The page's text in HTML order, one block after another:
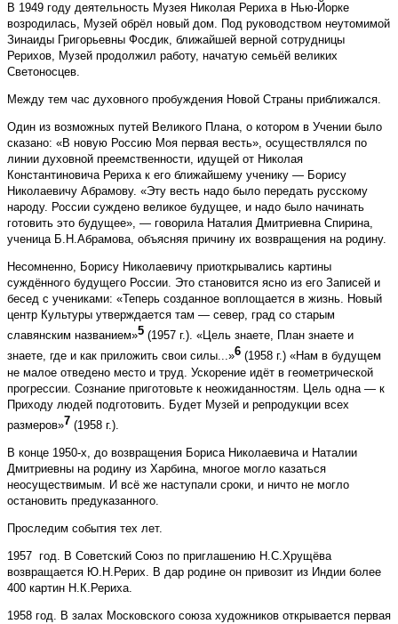
В 1949 году деятельность Музея Николая Рериха в Нью-Йорке
возродилась, Музей обрёл новый дом. Под руководством неутомимой
Зинаиды Григорьевны Фосдик, ближайшей верной сотрудницы
Рерихов, Музей продолжил работу, начатую семьёй великих
Светоносцев.
Между тем час духовного пробуждения Новой Страны приближался.
Один из возможных путей Великого Плана, о котором в Учении было
сказано: «В новую Россию Моя первая весть», осуществлялся по
линии духовной преемственности, идущей от Николая
Константиновича Рериха к его ближайшему ученику — Борису
Николаевичу Абрамову. «Эту весть надо было передать русскому
народу. России суждено великое будущее, и надо было начинать
готовить это будущее», — говорила Наталия Дмитриевна Спирина,
ученица Б.Н.Абрамова, объясняя причину их возвращения на родину.
Несомненно, Борису Николаевичу приоткрывались картины
суждённого будущего России. Это становится ясно из его Записей и
бесед с учениками: «Теперь созданное воплощается в жизнь. Новый
центр Культуры утверждается там — север, град со старым
славянским названием»5 (1957 г.). «Цель знаете, План знаете и
знаете, где и как приложить свои силы...»6 (1958 г.) «Нам в будущем
не малое отведено место и труд. Ускорение идёт в геометрической
прогрессии. Сознание приготовьте к неожиданностям. Цель одна — к
Приходу людей подготовить. Будет Музей и репродукции всех
размеров»7 (1958 г.).
В конце 1950-х, до возвращения Бориса Николаевича и Наталии
Дмитриевны на родину из Харбина, многое могло казаться
неосуществимым. И всё же наступали сроки, и ничто не могло
остановить предуказанного.
Проследим события тех лет.
1957 год. В Советский Союз по приглашению Н.С.Хрущёва
возвращается Ю.Н.Рерих. В дар родине он привозит из Индии более
400 картин Н.К.Рериха.
1958 год. В залах Московского союза художников открывается первая